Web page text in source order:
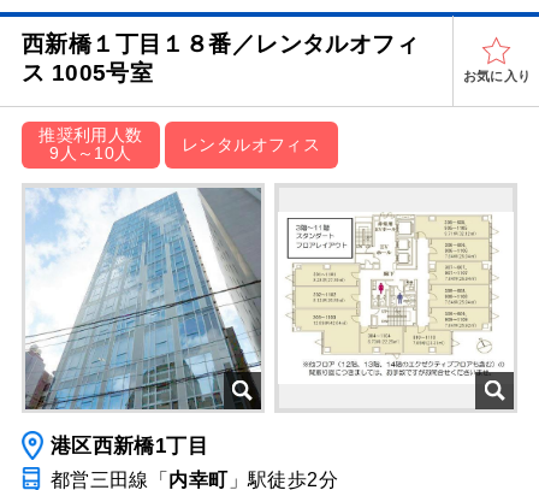
西新橋１丁目１８番／レンタルオフィ
ス 1005号室
お気に入り
推奨利用人数
9人～10人
レンタルオフィス
港区西新橋1丁目
都営三田線「 内幸町 」駅徒歩2分